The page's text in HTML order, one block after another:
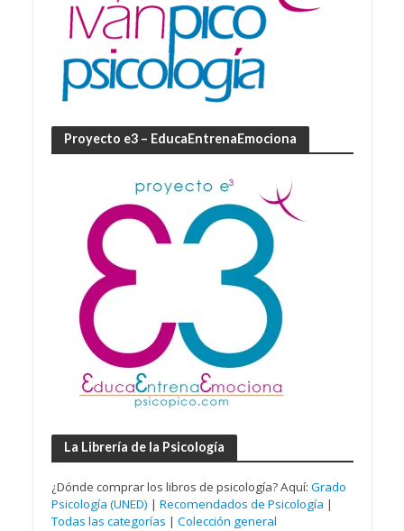
Proyecto e3 – EducaEntrenaEmociona
La Librería de la Psicología
¿Dónde comprar los libros de psicología? Aquí: Grado
Psicología (UNED) | Recomendados de Psicología |
Todas las categorías | Colección general